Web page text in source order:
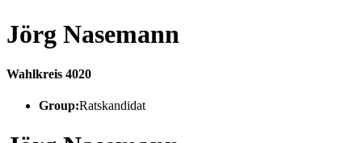
Jörg Nasemann
Wahlkreis 4020
Group:Ratskandidat